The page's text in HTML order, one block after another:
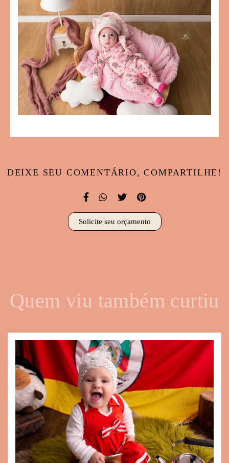
DEIXE SEU COMENTÁRIO, COMPARTILHE!
Solicite seu orçamento
Quem viu também curtiu